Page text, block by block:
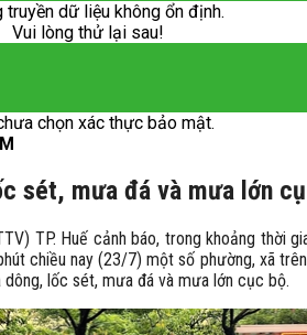
dữ liệu không ổn định.
Vui lòng thử lại sau!
chọn xác thực bảo mật.
sét, mưa đá và mưa lớn
TP. Huế cảnh báo, trong khoảng thời
chiều nay (23/7) một số phường, xã
dông, lốc sét, mưa đá và mưa lớn cục bộ.